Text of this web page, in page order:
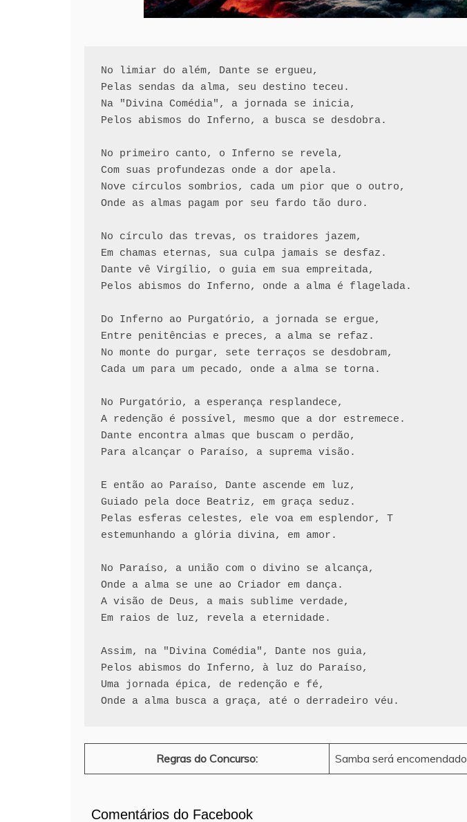
No limiar do além, Dante se ergueu,
Pelas sendas da alma, seu destino teceu.
Na "Divina Comédia", a jornada se inicia,
Pelos abismos do Inferno, a busca se desdobra.
No primeiro canto, o Inferno se revela,
Com suas profundezas onde a dor apela.
Nove círculos sombrios, cada um pior que o outro,
Onde as almas pagam por seu fardo tão duro.
No círculo das trevas, os traidores jazem,
Em chamas eternas, sua culpa jamais se desfaz.
Dante vê Virgílio, o guia em sua empreitada,
Pelos abismos do Inferno, onde a alma é flagelada.
Do Inferno ao Purgatório, a jornada se ergue,
Entre penitências e preces, a alma se refaz.
No monte do purgar, sete terraços se desdobram,
Cada um para um pecado, onde a alma se torna.
No Purgatório, a esperança resplandece,
A redenção é possível, mesmo que a dor estremece.
Dante encontra almas que buscam o perdão,
Para alcançar o Paraíso, a suprema visão.
E então ao Paraíso, Dante ascende em luz,
Guiado pela doce Beatriz, em graça seduz.
Pelas esferas celestes, ele voa em esplendor, T
estemunhando a glória divina, em amor.
No Paraíso, a união com o divino se alcança,
Onde a alma se une ao Criador em dança.
A visão de Deus, a mais sublime verdade,
Em raios de luz, revela a eternidade.
Assim, na "Divina Comédia", Dante nos guia,
Pelos abismos do Inferno, à luz do Paraíso,
Uma jornada épica, de redenção e fé,
Regras do Concurso: Samba será encomendado.
Comentários do Facebook